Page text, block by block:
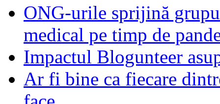
ONG-urile sprijină
medical pe timp de
Impactul Blogunteer
Ar fi bine ca fiecare